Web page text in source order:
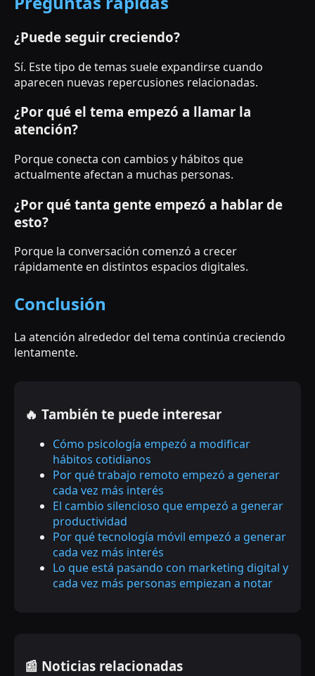
¿Puede seguir creciendo?
Sí. Este tipo de temas suele expandirse cuando
aparecen nuevas repercusiones relacionadas.
¿Por qué el tema empezó a llamar la
atención?
Porque conecta con cambios y hábitos que
actualmente afectan a muchas personas.
¿Por qué tanta gente empezó a hablar de
esto?
Porque la conversación comenzó a crecer
rápidamente en distintos espacios digitales.
Conclusión
La atención alrededor del tema continúa creciendo
lentamente.
🔥 También te puede interesar
Cómo psicología empezó a modificar
hábitos cotidianos
Por qué trabajo remoto empezó a generar
cada vez más interés
El cambio silencioso que empezó a generar
productividad
Por qué tecnología móvil empezó a generar
cada vez más interés
Lo que está pasando con marketing digital y
cada vez más personas empiezan a notar
📰 Noticias relacionadas